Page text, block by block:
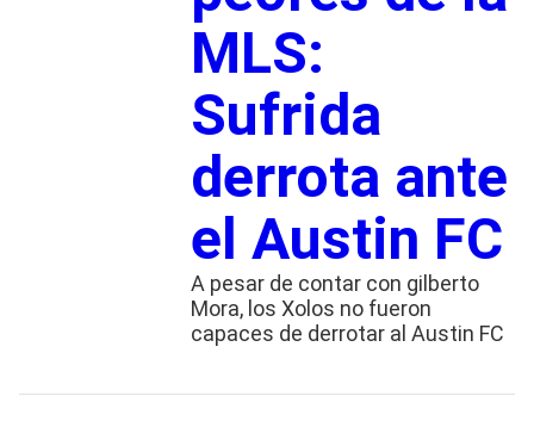
MLS:
Sufrida
derrota ante
el Austin FC
A pesar de contar con gilberto
Mora, los Xolos no fueron
capaces de derrotar al Austin FC